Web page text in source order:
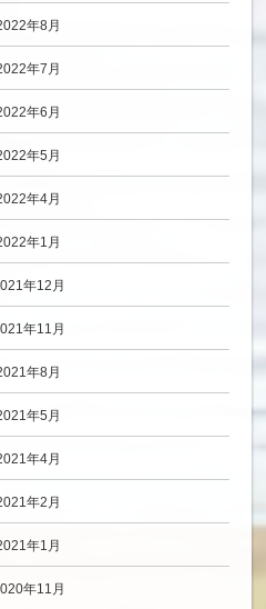
年8月
年7月
年6月
年5月
年4月
年1月
年12月
年11月
年8月
年5月
年4月
年2月
年1月
年11月